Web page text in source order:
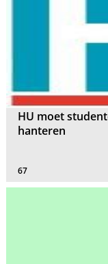
HU moet
hanteren
67